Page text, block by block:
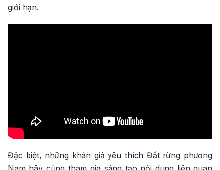
giới hạn.
Đặc biệt, những khán giả yêu thích Đất rừng phương
Nam hãy cùng tham gia sáng tạo nội dung liên quan